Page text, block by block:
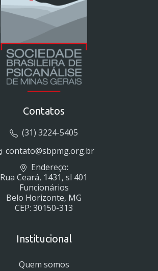
Contatos
(31) 3224-5405
contato@sbpmg.org.br
Endereço:
Rua Ceará, 1431, sl 401
Funcionários
Belo Horizonte, MG
CEP: 30150-313
Institucional
Quem somos